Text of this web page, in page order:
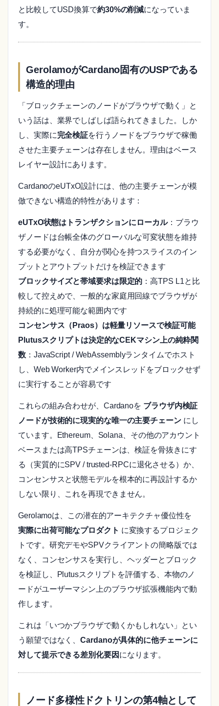
と比較してUSD換算で約30%の削減になっていま
す。
GerolamoがCardano固有のUSPである
構造的理由
「ブロックチェーンのノードがブラウザで動く」と
いう話は、業界でしばしば語られてきました。しか
し、実際に完全検証を行うノードをブラウザで稼働
させた主要チェーンは存在しません。理由はベース
レイヤー設計にあります。
CardanoのeUTxO設計には、他の主要チェーンが模
倣できない構造的特性があります：
eUTxO状態はトランザクションにローカル：ブラウ
ザノードは台帳全体のグローバルな可変状態を維持
する必要がなく、自分が関心を持つスライスのイン
プットとアウトプットだけを検証できます
ブロックサイズと帯域要求は限定的 ：高TPS L1と比
較して控えめで、一般的な家庭用回線でブラウザが
持続的に処理可能な範囲内です
コンセンサス（Praos）は軽量リソースで検証可能
Plutusスクリプトは決定的なCEKマシン上の純粋関
数：JavaScript / WebAssemblyランタイムでホスト
し、Web Worker内でメインスレッドをブロックせず
に実行することが容易です
これらの組み合わせが、Cardanoを ブラウザ内検証
ノードが技術的に現実的な唯一の主要チェーンにし
ています。Ethereum、Solana、その他のアカウント
ベースまたは高TPSチェーンは、検証を骨抜きにす
る（実質的にSPV / trusted-RPCに退化させる）か、
コンセンサスと状態モデルを根本的に再設計するか
しない限り、これを再現できません。
Gerolamoは、この潜在的アーキテクチャ優位性を
実際に出荷可能なプロダクト に変換するプロジェク
トです。研究デモやSPVクライアントの簡略版では
なく、コンセンサスを実行し、ヘッダーとブロック
を検証し、Plutusスクリプトを評価する、本物のノ
ードがユーザーマシン上のブラウザ拡張機能内で動
作します。
これは「いつかブラウザで動くかもしれない」とい
う願望ではなく、Cardanoが具体的に他チェーンに
対して提示できる差別化要因 になります。
ノード多様性ドクトリンの第4軸として